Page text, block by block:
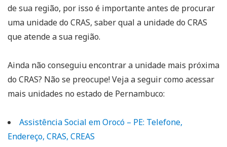
de sua região, por isso é importante antes de procurar
uma unidade do CRAS, saber qual a unidade do CRAS
que atende a sua região.
Ainda não conseguiu encontrar a unidade mais próxima
do CRAS? Não se preocupe! Veja a seguir como acessar
mais unidades no estado de Pernambuco:
Assistência Social em Orocó – PE: Telefone,
Endereço, CRAS, CREAS